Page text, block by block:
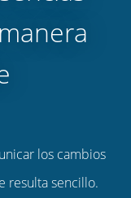
los cambios
resulta sencillo.